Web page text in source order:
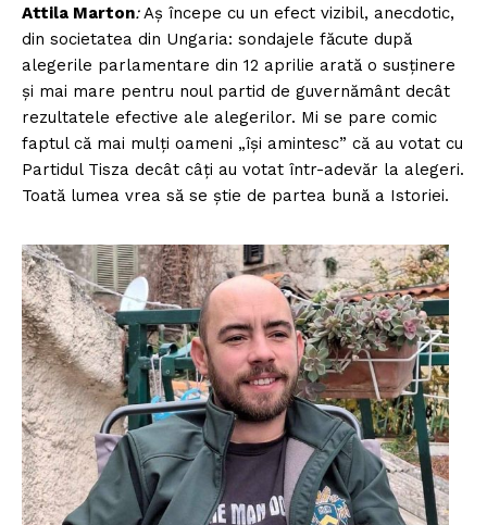
Attila Marton:Aș începe cu un efect vizibil, anecdotic,
din societatea din Ungaria: sondajele făcute după
alegerile parlamentare din 12 aprilie arată o susținere
și mai mare pentru noul partid de guvernământ decât
rezultatele efective ale alegerilor. Mi se pare comic
faptul că mai mulți oameni „își amintesc” că au votat cu
Partidul Tisza decât câți au votat într-adevăr la alegeri.
Toată lumea vrea să se știe de partea bună a Istoriei.